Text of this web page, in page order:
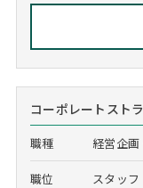
コーポレートスト
職種 経営企
職位 スタッフ